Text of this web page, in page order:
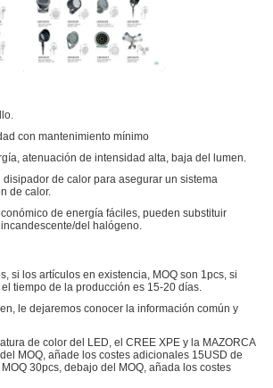
con mantenimiento mínimo
atenuación de intensidad alta, baja del lumen.
disipador de calor para asegurar un sistema
de calor.
de energía fáciles, pueden substituir
del halógeno.
si los artículos en existencia, MOQ son 1pcs, si
tiempo de la producción es 15-20 días.
le dejaremos conocer la información común y
de color del LED, el CREE XPE y la MAZORCA
MOQ, añade los costes adicionales 15USD de
30pcs, debajo del MOQ, añada los costes